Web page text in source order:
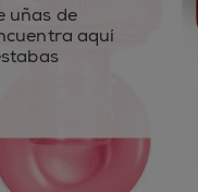
uñas de
aquí